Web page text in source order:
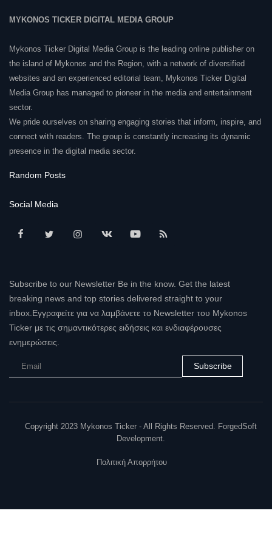
MYKONOS TICKER DIGITAL MEDIA GROUP
Mykonos Ticker Digital Media Group is the leading online publisher on
the island of Mykonos and the Region, with a network of diversified
websites and an experienced editorial team, Mykonos Ticker Digital
Media Group has managed to pioneer in the media and entertainment
sector.
We pride ourselves on sharing engaging stories that inform, inspire, and
connect with readers. The group is constantly increasing its dynamic
presence in the digital media sector.
Random Posts
Social Media
Subscribe to our Newsletter Be in the know. Get the latest
breaking news and top stories delivered straight to your
inbox.Εγγραφείτε για να λαμβάνετε το Newsletter του Mykonos
Ticker με τις σημαντικότερες ειδήσεις και ενδιαφέρουσες
ενημερώσεις.
Subscribe
Copyright 2023 Mykonos Ticker - All Rights Reserved. ForgedSoft
Development.
Πολιτική Απορρήτου